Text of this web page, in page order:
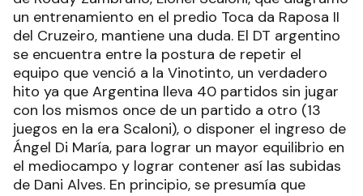
un entrenamiento en el predio Toca da Raposa II
del Cruzeiro, mantiene una duda. El DT argentino
se encuentra entre la postura de repetir el
equipo que venció a la Vinotinto, un verdadero
hito ya que Argentina lleva 40 partidos sin jugar
con los mismos once de un partido a otro (13
juegos en la era Scaloni), o disponer el ingreso de
Ángel Di María, para lograr un mayor equilibrio en
el mediocampo y lograr contener así las subidas
de Dani Alves. En principio, se presumía que